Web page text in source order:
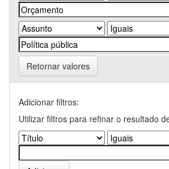
Retornar valores
Adicionar filtros:
Utilizar filtros para refinar o resultado